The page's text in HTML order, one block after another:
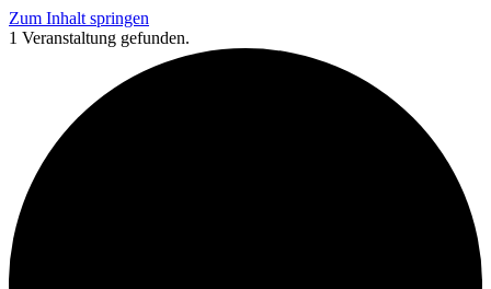
Zum Inhalt springen
1 Veranstaltung gefunden.